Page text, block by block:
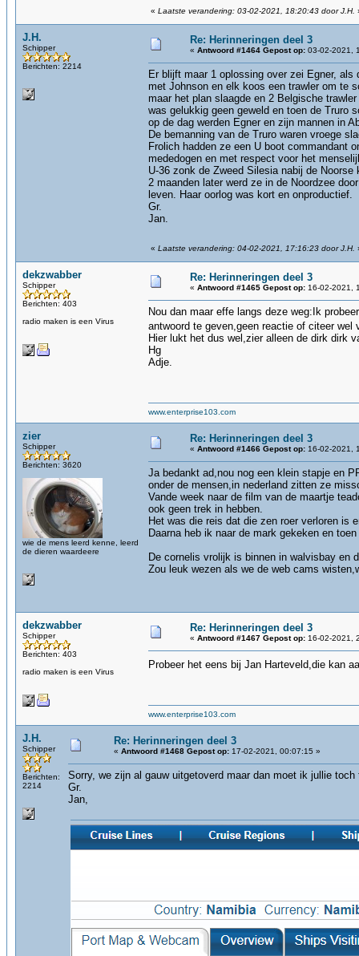
« Laatste verandering: 03-02-2021, 18:20:43 door J.H.
J.H.
Schipper
Berichten: 2214
Re: Herinneringen deel 3
« Antwoord #1464 Gepost op: 03-02-2021,
Er blijft maar 1 oplossing over zei Egner,
met Johnson en elk koos een trawler om te
maar het plan slaagde en 2 Belgische
was gelukkig geen geweld en toen de Truro
op de dag werden Egner en zijn mannen in
De bemanning van de Truro waren vroege
Frolich hadden ze een U boot commandant
mededogen en met respect voor het
U-36 zonk de Zweed Silesia nabij de
2 maanden later werd ze in de Noordzee
leven. Haar oorlog was kort en onproductief.
Gr.
Jan.
« Laatste verandering: 04-02-2021, 17:16:23 door J.H.
dekzwabber
Schipper
Berichten: 403
radio maken is een Virus
Re: Herinneringen deel 3
« Antwoord #1465 Gepost op: 16-02-2021,
Nou dan maar effe langs deze weg:Ik
antwoord te geven,geen reactie of citeer wel
Hier lukt het dus wel,zier alleen de dirk dirk
Hg
Adje.
www.enterprise103.com
zier
Schipper
Berichten: 3620
wie de mens leerd kenne, leerd
de dieren waardeere
Re: Herinneringen deel 3
« Antwoord #1466 Gepost op: 16-02-2021,
Ja bedankt ad,nou nog een klein stapje en
onder de mensen,in nederland zitten ze
Vande week naar de film van de maartje
ook geen trek in hebben.
Het was die reis dat die zen roer verloren is
Daarna heb ik naar de mark gekeken en
De cornelis vrolijk is binnen in walvisbay en
Zou leuk wezen als we de web cams
dekzwabber
Schipper
Berichten: 403
radio maken is een Virus
Re: Herinneringen deel 3
« Antwoord #1467 Gepost op: 16-02-2021,
Probeer het eens bij Jan Harteveld,die kan
www.enterprise103.com
J.H.
Schipper
Berichten:
2214
Re: Herinneringen deel 3
« Antwoord #1468 Gepost op: 17-02-2021, 00:07:15 »
Sorry, we zijn al gauw uitgetoverd maar dan moet ik jullie
Gr.
Jan,